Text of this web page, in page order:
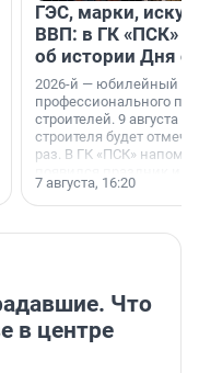
ГЭС, марки,
ВВП: в ГК «ПСК»
об истории Дня
2026-й — юбилейный
профессионального
строителей. 9 августа
строителя будет
раз. В ГК «ПСК»
поменялась роль
7 августа, 16:20
Что
в центре